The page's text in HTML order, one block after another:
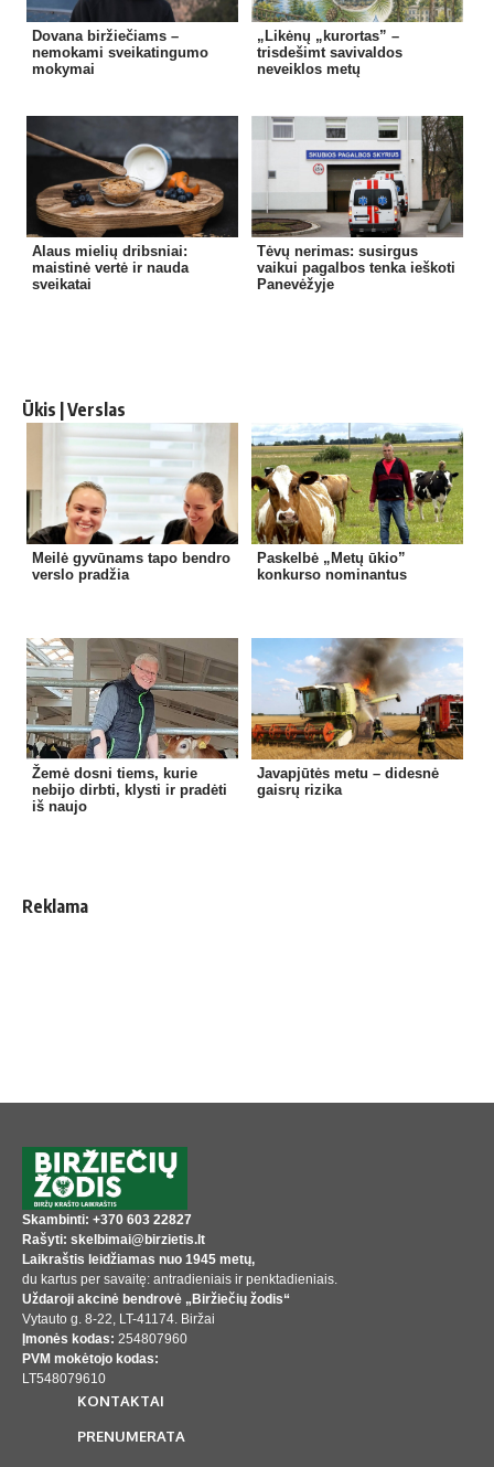
Dovana biržiečiams –
nemokami sveikatingumo
mokymai
„Likėnų „kurortas” –
trisdešimt savivaldos
neveiklos metų
Alaus mielių dribsniai:
maistinė vertė ir nauda
sveikatai
Tėvų nerimas: susirgus
vaikui pagalbos tenka ieškoti
Panevėžyje
Ūkis | Verslas
Meilė gyvūnams tapo bendro
verslo pradžia
Paskelbė „Metų ūkio”
konkurso nominantus
Žemė dosni tiems, kurie
nebijo dirbti, klysti ir pradėti
iš naujo
Javapjūtės metu – didesnė
gaisrų rizika
Reklama
Skambinti: +370 603 22827
Rašyti: skelbimai@birzietis.lt
Laikraštis leidžiamas nuo 1945 metų,
du kartus per savaitę: antradieniais ir penktadieniais.
Uždaroji akcinė bendrovė „Biržiečių žodis“
Vytauto g. 8-22, LT-41174. Biržai
Įmonės kodas: 254807960
PVM mokėtojo kodas:
LT548079610
KONTAKTAI
PRENUMERATA